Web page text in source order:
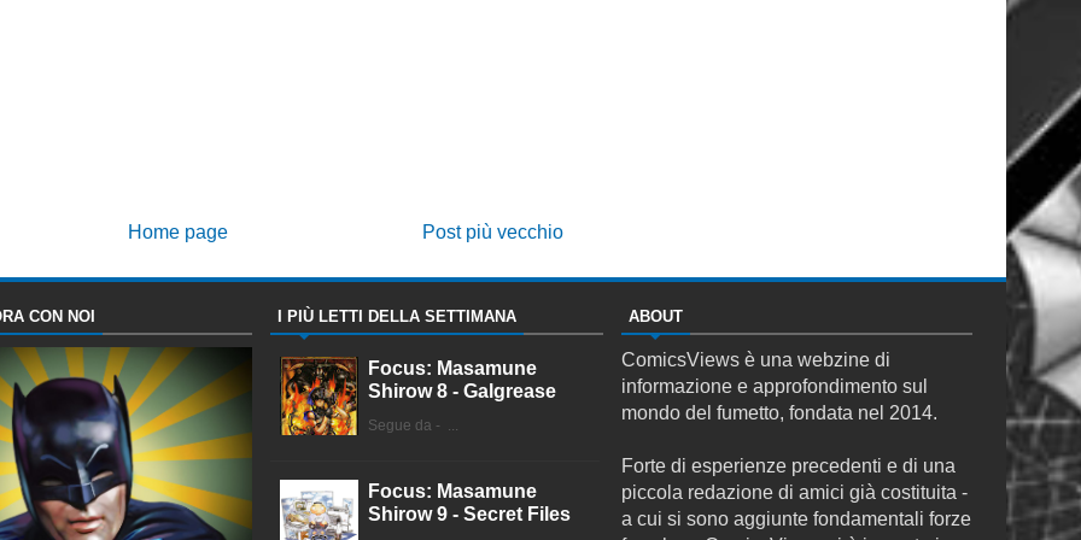
Post più vecchio
Home page
CON NOI I PIÙ LETTI DELLA SETTIMANA
Focus: Masamune
Shirow 8 - Galgrease
Segue da - ...
Focus: Masamune
Shirow 9 - Secret Files
ABOUT
ComicsViews è una webzine di
informazione e approfondimento sul
mondo del fumetto, fondata nel 2014.
Forte di esperienze precedenti e di una
piccola redazione di amici già costituita -
a cui si sono aggiunte fondamentali forze